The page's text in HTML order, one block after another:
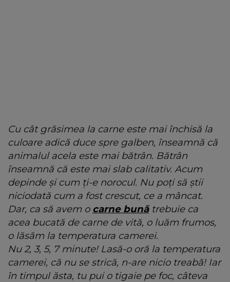
Cu cât grăsimea la carne este mai închisă la
culoare adică duce spre galben, înseamnă că
animalul acela este mai bătrân. Bătrân
înseamnă că este mai slab calitativ. Acum
depinde și cum ți-e norocul. Nu poți să știi
niciodată cum a fost crescut, ce a mâncat.
Dar, ca să avem o carne bunătrebuie ca
acea bucată de carne de vită, o luăm frumos,
o lăsăm la temperatura camerei.
Nu 2, 3, 5, 7 minute! Lasă-o oră la temperatura
camerei, că nu se strică, n-are nicio treabă! Iar
în timpul ăsta, tu pui o tigaie pe foc, câteva